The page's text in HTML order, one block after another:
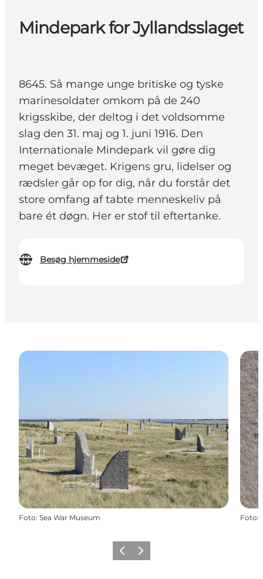
Mindepark for Jyllandsslaget
8645. Så mange unge britiske og tyske
marinesoldater omkom på de 240
krigsskibe, der deltog i det voldsomme
slag den 31. maj og 1. juni 1916. Den
Internationale Mindepark vil gøre dig
meget bevæget. Krigens gru, lidelser og
rædsler går op for dig, når du forstår det
store omfang af tabte menneskeliv på
bare ét døgn. Her er stof til eftertanke.
Besøg hjemmeside
Foto: Sea War Museum Foto:
ForrigeNæste